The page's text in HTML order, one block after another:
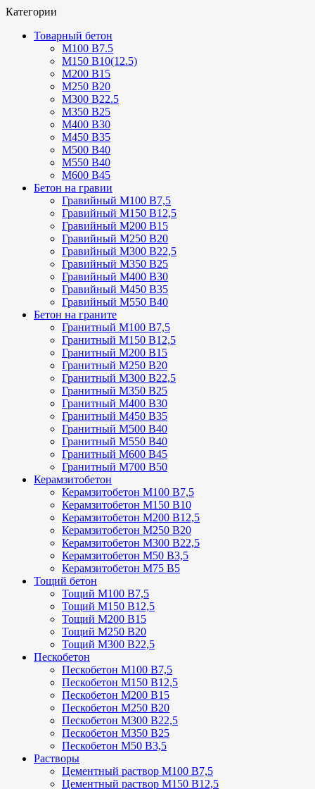
Категории
Товарный бетон
М100 В7.5
М150 В10(12.5)
М200 В15
М250 В20
М300 В22.5
М350 В25
М400 В30
М450 В35
М500 В40
М550 В40
М600 В45
Бетон на гравии
Гравийный М100 В7,5
Гравийный М150 В12,5
Гравийный М200 В15
Гравийный М250 В20
Гравийный М300 В22,5
Гравийный М350 В25
Гравийный М400 В30
Гравийный М450 В35
Гравийный М550 В40
Бетон на граните
Гранитный М100 В7,5
Гранитный М150 В12,5
Гранитный М200 В15
Гранитный М250 В20
Гранитный М300 В22,5
Гранитный М350 В25
Гранитный М400 В30
Гранитный М450 В35
Гранитный М500 В40
Гранитный М550 В40
Гранитный М600 В45
Гранитный М700 В50
Керамзитобетон
Керамзитобетон М100 В7,5
Керамзитобетон М150 В10
Керамзитобетон М200 В12,5
Керамзитобетон М250 В20
Керамзитобетон М300 В22,5
Керамзитобетон М50 В3,5
Керамзитобетон М75 В5
Тощий бетон
Тощий М100 В7,5
Тощий М150 В12,5
Тощий М200 В15
Тощий М250 В20
Тощий М300 В22,5
Пескобетон
Пескобетон М100 В7,5
Пескобетон М150 В12,5
Пескобетон М200 В15
Пескобетон М250 В20
Пескобетон М300 В22,5
Пескобетон М350 В25
Пескобетон М50 В3,5
Растворы
Цементный раствор М100 В7,5
Цементный раствор М150 В12,5